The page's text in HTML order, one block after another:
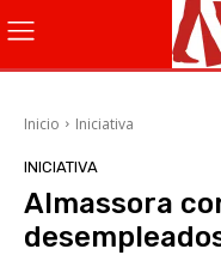
Inicio Iniciativa
INICIATIVA
Almassora